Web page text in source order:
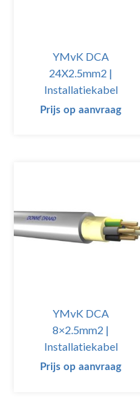
YMvK DCA
24X2.5mm2 |
Installatiekabel
Prijs op aanvraag
YMvK DCA
8×2.5mm2 |
Installatiekabel
Prijs op aanvraag